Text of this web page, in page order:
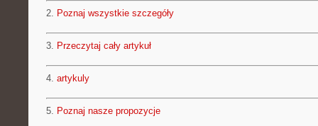
2. Poznaj wszystkie szczegóły
3. Przeczytaj cały artykuł
4. artykuly
5. Poznaj nasze propozycje